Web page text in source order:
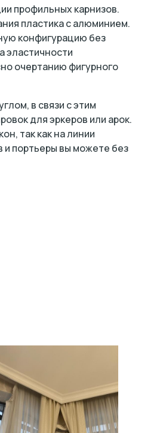
профильных карнизов.
пластика с алюминием.
конфигурацию без
эластичности
очертанию фигурного
в связи с этим
для эркеров или арок.
так как на линии
портьеры вы можете без